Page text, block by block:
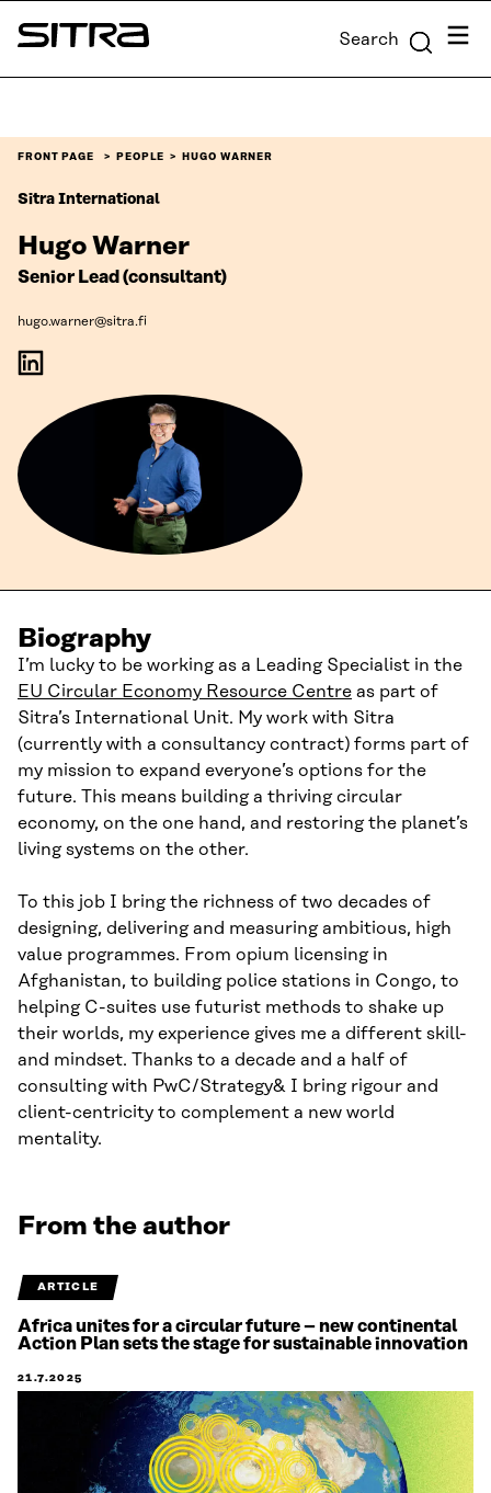
Skip to
content
Sitra Search Menu
FRONT PAGE PEOPLE HUGO WARNER
Sitra International
Hugo Warner
Senior Lead (consultant)
hugo.warner@sitra.fi
Biography
I’m lucky to be working as a Leading Specialist in the
EU Circular Economy Resource Centre as part of
Sitra’s International Unit. My work with Sitra
(currently with a consultancy contract) forms part of
my mission to expand everyone’s options for the
future. This means building a thriving circular
economy, on the one hand, and restoring the planet’s
living systems on the other.
To this job I bring the richness of two decades of
designing, delivering and measuring ambitious, high
value programmes. From opium licensing in
Afghanistan, to building police stations in Congo, to
helping C-suites use futurist methods to shake up
their worlds, my experience gives me a different skill-
and mindset. Thanks to a decade and a half of
consulting with PwC/Strategy& I bring rigour and
client-centricity to complement a new world
mentality.
From the author
ARTICLE
Africa unites for a circular future – new continental
Action Plan sets the stage for sustainable innovation
21.7.2025